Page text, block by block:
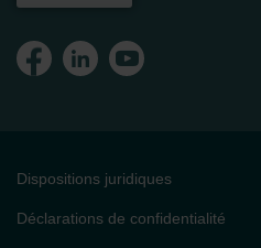
Dispositions juridiques
Déclarations de confidentialité